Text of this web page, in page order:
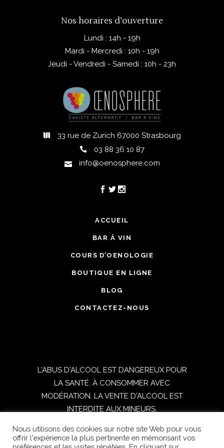
Nos horaires d’ouverture
Lundi : 14h - 19h
Mardi - Mercredi : 10h - 19h
Jeudi - Vendredi - Samedi : 10h - 23h
33 rue de Zurich 67000 Strasbourg
03 88 36 10 87
info@oenosphere.com
ACCUEIL
BAR À VIN
COURS D’OENOLOGIE
BOUTIQUE EN LIGNE
BLOG
CONTACTEZ-NOUS
L'ABUS D'ALCOOL EST DANGEREUX POUR
LA SANTÉ. À CONSOMMER AVEC
MODÉRATION. LA VENTE D'ALCOOL EST
INTERDITE AUX MINEURS.
TOUS DROITS RESERVES © 2021
Nous utilisons des cookies sur notre site Web pour vous
offrir l'expérience la plus pertinente en mémorisant vos